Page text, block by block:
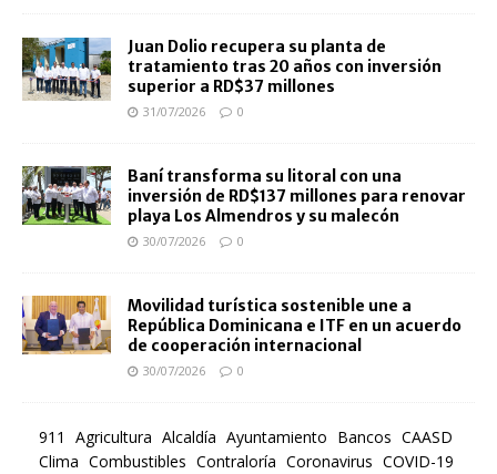
Juan Dolio recupera su planta de
tratamiento tras 20 años con inversión
superior a RD$37 millones
31/07/2026 0
Baní transforma su litoral con una
inversión de RD$137 millones para renovar
playa Los Almendros y su malecón
30/07/2026 0
Movilidad turística sostenible une a
República Dominicana e ITF en un acuerdo
de cooperación internacional
30/07/2026 0
911 Agricultura Alcaldía Ayuntamiento Bancos CAASD
Clima Combustibles Contraloría Coronavirus COVID-19